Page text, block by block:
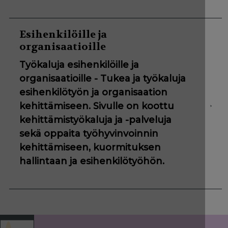
Esihenkilöille ja
organisaatioille
Työkaluja esihenkilöille ja
organisaatioille - Tukea ja työkaluja
esihenkilötyön ja organisaation
kehittämiseen. Sivulle on koottu
kehittämistyökaluja ja -palveluja
sekä oppaita työhyvinvoinnin
kehittämiseen, kuormituksen
hallintaan ja esihenkilötyöhön.